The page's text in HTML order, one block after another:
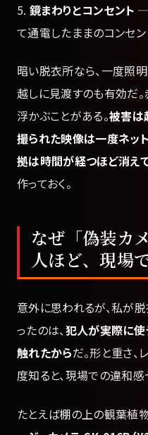
5. 鏡まわりとコンセント —
て通電したままのコンセン
暗い脱衣所なら、一度照
越しに見渡すのも有効だ
浮かぶことがある。被害は
撮られた映像は一度ネッ
拠は時間が経つほど消えて
作っておく。
なぜ「偽装カ
人ほど、現場
意外に思われるが、私が
ったのは、犯人が実際に使
触れたからだ。形と重さ
度知ると、現場での違和
たとえば棚の上の観葉植